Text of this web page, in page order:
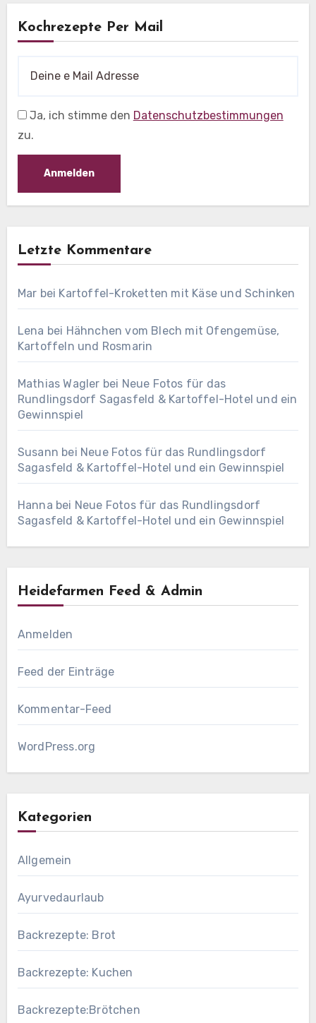
Kochrezepte Per Mail
Ja, ich stimme den Datenschutzbestimmungen
zu.
Letzte Kommentare
Mar bei Kartoffel-Kroketten mit Käse und Schinken
Lena bei Hähnchen vom Blech mit Ofengemüse,
Kartoffeln und Rosmarin
Mathias Wagler bei Neue Fotos für das
Rundlingsdorf Sagasfeld & Kartoffel-Hotel und ein
Gewinnspiel
Susann bei Neue Fotos für das Rundlingsdorf
Sagasfeld & Kartoffel-Hotel und ein Gewinnspiel
Hanna bei Neue Fotos für das Rundlingsdorf
Sagasfeld & Kartoffel-Hotel und ein Gewinnspiel
Heidefarmen Feed & Admin
Anmelden
Feed der Einträge
Kommentar-Feed
WordPress.org
Kategorien
Allgemein
Ayurvedaurlaub
Backrezepte: Brot
Backrezepte: Kuchen
Backrezepte:Brötchen